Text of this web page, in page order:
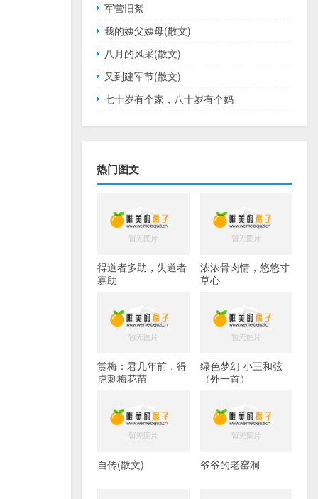
军营旧絮
我的姨父姨母(散文)
八月的风采(散文)
又到建军节(散文)
七十岁有个家，八十岁有个妈
热门图文
得道者多助，失道者
寡助
浓浓骨肉情，悠悠寸
草心
赏梅：君几年前，得
虎刺梅花苗
绿色梦幻 小三和弦
（外一首）
自传(散文) 爷爷的老窑洞